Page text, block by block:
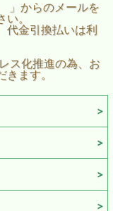
からのメールを
。
代金引換払いは利
ス化推進の為、お
ます。